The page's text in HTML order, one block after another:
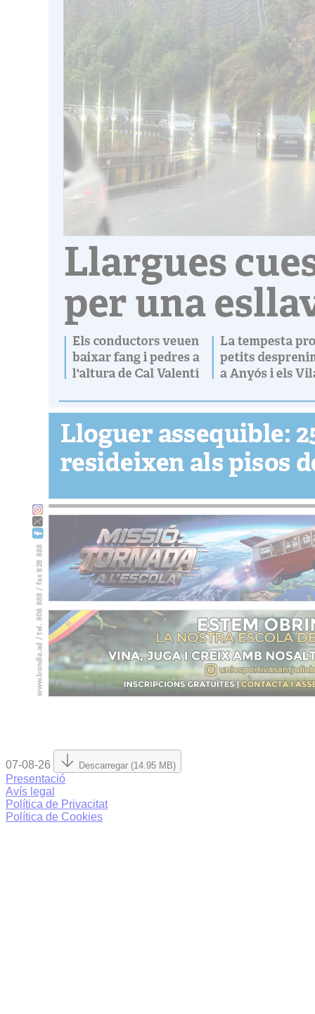
07-08-26 Descarregar (14.95 MB)
Presentació
Avís legal
Política de Privacitat
Política de Cookies